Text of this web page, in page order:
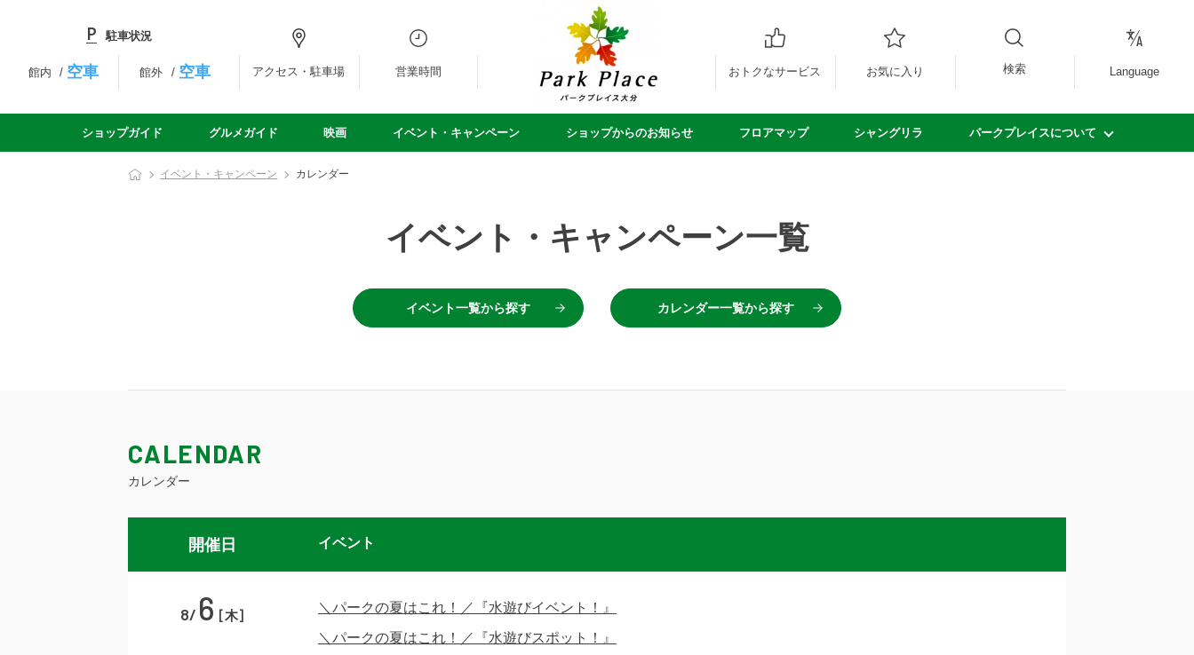
駐車状況
館内 空車 館外 空車 アクセス・駐車場 営業時間 おトクなサービス お気に入り 検索 Language
ショップガイド グルメガイド 映画 イベント・キャンペーン ショップからのお知らせ フロアマップ シャングリラ パークプレイスについて
イベント・キャンペーン カレンダー
イベント・ キャンペーン一覧
イベント一覧から探す カレンダー一覧から探す
CALENDAR
カレンダー
開催日 イベント
8/ 6 [木]
＼パークの夏はこれ！／『水遊びイベント！』
＼パークの夏はこれ！／『水遊びスポット！』